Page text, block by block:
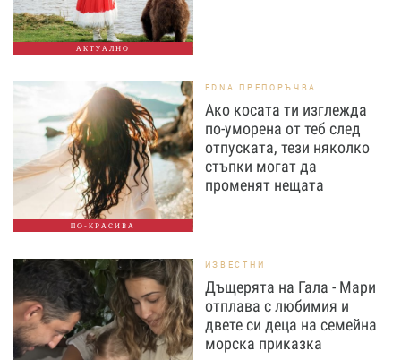
АКТУАЛНО
ПО-КРАСИВА
EDNA ПРЕПОРЪЧВА
Ако косата ти изглежда
по-уморена от теб след
отпуската, тези няколко
стъпки могат да
променят нещата
ИЗВЕСТНИ
Дъщерята на Гала - Мари
отплава с любимия и
двете си деца на семейна
морска приказка